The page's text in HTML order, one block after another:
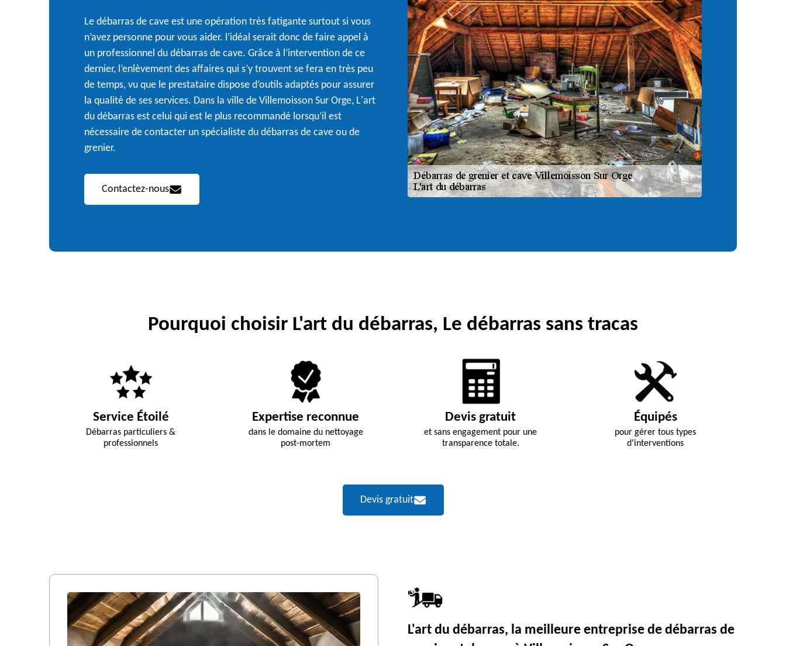
Le débarras de cave est une opération très fatigante surtout si vous
n’avez personne pour vous aider. l’idéal serait donc de faire appel à
un professionnel du débarras de cave. Grâce à l’intervention de ce
dernier, l’enlèvement des affaires qui s’y trouvent se fera en très peu
de temps, vu que le prestataire dispose d’outils adaptés pour assurer
la qualité de ses services. Dans la ville de Villemoisson Sur Orge, L'art
du débarras est celui qui est le plus recommandé lorsqu’il est
nécessaire de contacter un spécialiste du débarras de cave ou de
grenier.
Contactez-nous
Pourquoi choisir L'art du débarras, Le débarras sans tracas
Service Étoilé
Débarras particuliers &
professionnels
Expertise reconnue
dans le domaine du nettoyage
post-mortem
Devis gratuit
et sans engagement pour une
transparence totale.
Équipés
pour gérer tous types
d'interventions
Devis gratuit
L'art du débarras, la meilleure entreprise de débarras de